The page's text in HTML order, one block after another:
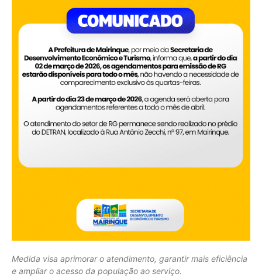
Medida visa aprimorar o atendimento, garantir mais eficiência
e ampliar o acesso da população ao serviço.